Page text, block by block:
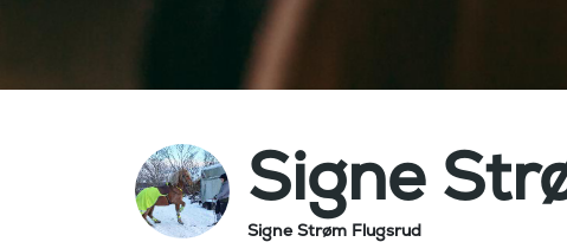
Signe
Signe Strøm Flugsrud